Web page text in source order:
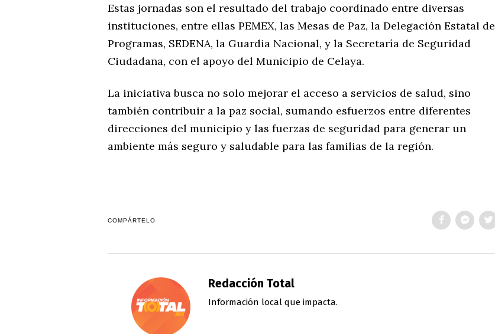
Estas jornadas son el resultado del trabajo coordinado entre diversas
instituciones, entre ellas PEMEX, las Mesas de Paz, la Delegación Estatal de
Programas, SEDENA, la Guardia Nacional, y la Secretaría de Seguridad
Ciudadana, con el apoyo del Municipio de Celaya.
La iniciativa busca no solo mejorar el acceso a servicios de salud, sino
también contribuir a la paz social, sumando esfuerzos entre diferentes
direcciones del municipio y las fuerzas de seguridad para generar un
ambiente más seguro y saludable para las familias de la región.
COMPÁRTELO
Redacción Total
Información local que impacta.